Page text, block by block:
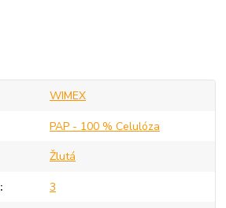
WIMEX
PAP - 100 % Celulóza
Žlutá
3